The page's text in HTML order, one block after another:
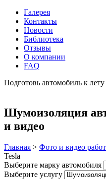
Галерея
Контакты
Новости
Библиотека
Отзывы
О компании
FAQ
Подготовь автомобиль к
Шумоизоляция
и видео
Главная > Фото и видео работ
Tesla
Выберите марку автомобиля
Выберите услугу